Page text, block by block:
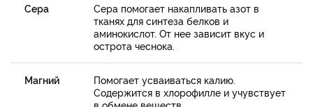
Сера
Сера помогает накапливать азот в
тканях для синтеза белков и
аминокислот. От нее зависит вкус и
острота чеснока.
Магний
Помогает усваиваться калию.
Содержится в хлорофилле и учувствует
в обмене веществ.